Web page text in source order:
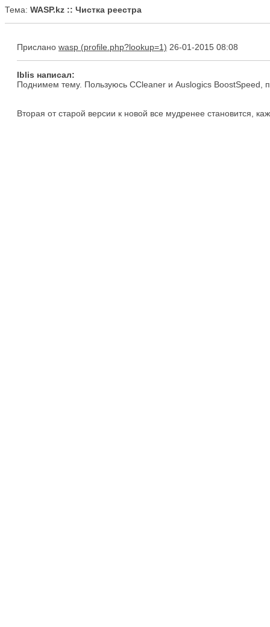
Тема: WASP.kz :: Чистка реестра
Прислано wasp 26-01-2015 08:08
Iblis написал:
Поднимем тему. Пользуюсь CCleaner и Auslogics BoostSpeed,
Вторая от старой версии к новой все мудренее становится,